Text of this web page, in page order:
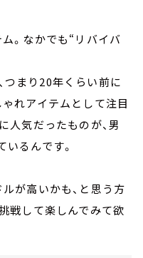
。なかでも“リバイバ
つまり20年くらい前に
れアイテムとして注目
人気だったものが、男
るんです。
が高いかも、と思う方
戦して楽しんでみて欲